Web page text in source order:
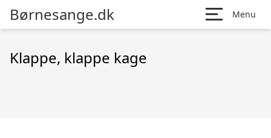
Børnesange.dk Menu
Klappe, klappe kage